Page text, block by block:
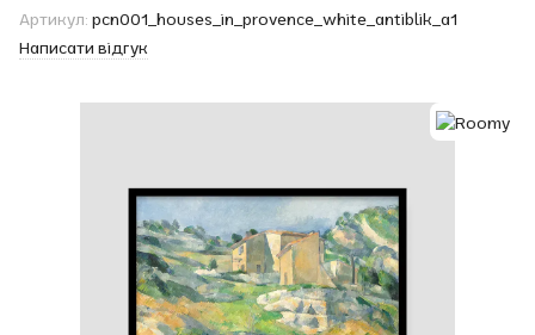
Артикул: pcn001_houses_in_provence_white_antiblik_a1
Написати відгук